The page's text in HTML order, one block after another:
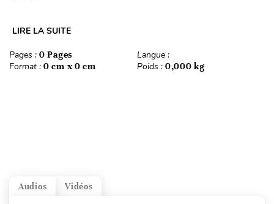
LIRE LA SUITE
Pages : 0 Pages
Langue :
Format : 0 cm x 0 cm Poids : 0,000 kg
Vidéos
Audios